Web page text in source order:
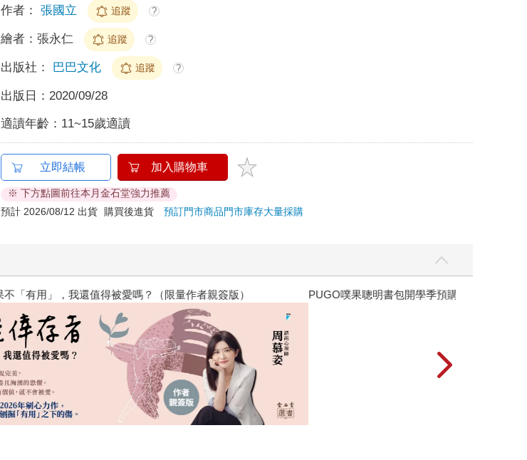
作者： 張國立 追蹤 ?
繪者：張永仁 追蹤 ?
出版社： 巴巴文化 追蹤 ?
出版日： 2020/09/28
適讀年齡： 11~15歲適讀
立即結帳 加入購物車
※ 下方點圖前往本月金石堂強力推薦
預計 2026/08/12 出貨
購買後進貨預訂門市商品門市庫存大量採購
PUGO噗果聰明書包開學季預購優惠 遠流童書展75折